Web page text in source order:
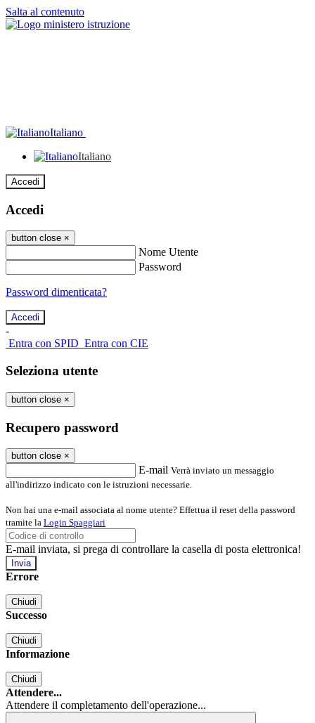
Salta al contenuto
Italiano
Italiano
Accedi
Accedi
button close ×
Nome Utente
Password
Password dimenticata?
-
Entra con SPID Entra con CIE
Seleziona utente
button close ×
Recupero password
button close ×
E-mail Verrà inviato un messaggio
all'indirizzo indicato con le istruzioni necessarie.
Non hai una e-mail associata al nome utente? Effettua il reset della password
tramite la Login Spaggiari
E-mail inviata, si prega di controllare la casella di posta elettronica!
Errore
Chiudi
Successo
Chiudi
Informazione
Chiudi
Attendere...
Attendere il completamento dell'operazione...